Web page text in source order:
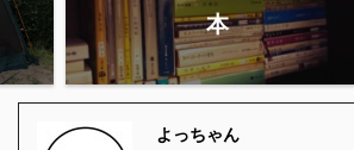
本
よっちゃん